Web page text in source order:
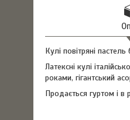
Кулі повітряні
Латексні кулі
роками, гігантський
Продається гуртом і в